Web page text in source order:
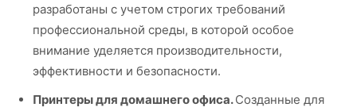
разработаны с учетом строгих требований
профессиональной среды, в которой особое
внимание уделяется производительности,
эффективности и безопасности.
Принтеры для домашнего офиса.Созданные для